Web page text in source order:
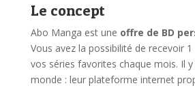
Le concept
Abo Manga est une offre de BD
Vous avez la possibilité de recevoir
vos séries favorites chaque mois. Il
monde : leur plateforme internet